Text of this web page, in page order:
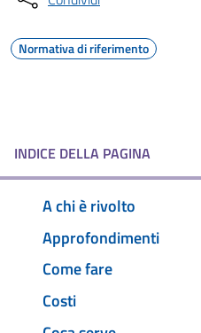
Normativa di riferimento
INDICE DELLA PAGINA
A chi è rivolto
Approfondimenti
Come fare
Costi